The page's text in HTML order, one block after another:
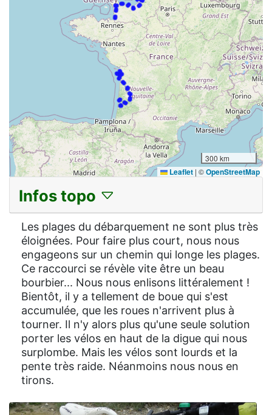
300 km
Leaflet | ©OpenStreetMap
Infos topo
Les plages du débarquement ne sont plus très
éloignées. Pour faire plus court, nous nous
engageons sur un chemin qui longe les plages.
Ce raccourci se révèle vite être un beau
bourbier... Nous nous enlisons littéralement !
Bientôt, il y a tellement de boue qui s'est
accumulée, que les roues n'arrivent plus à
tourner. Il n'y alors plus qu'une seule solution
porter les vélos en haut de la digue qui nous
surplombe. Mais les vélos sont lourds et la
pente très raide. Néanmoins nous nous en
tirons.